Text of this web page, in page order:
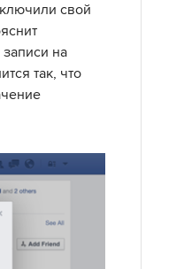
свой
на
так, что